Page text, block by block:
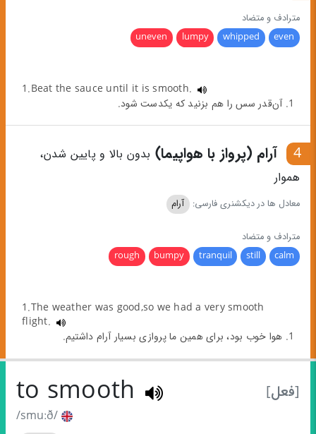
مترادف و متضاد
even
whipped
lumpy
uneven
1.Beat the sauce until it is smooth.
1. آن‌قدر سس را هم بزنید که یکدست شود.
4 آرام (پرواز با هواپیما) بدون بالا و پایین شدن،
هموار
معادل ها در دیکشنری فارسی: آرام
مترادف و متضاد
calm
still
tranquil
bumpy
rough
1.The weather was good,so we had a very smooth
flight.
1. هوا خوب بود، برای همین ما پروازی بسیار آرام داشتیم.
[فعل] to smooth
/smuːð/